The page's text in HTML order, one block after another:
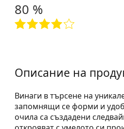
80 %
Описание на
Винаги в търсене на
запомнящи се форми и
очила са създадени